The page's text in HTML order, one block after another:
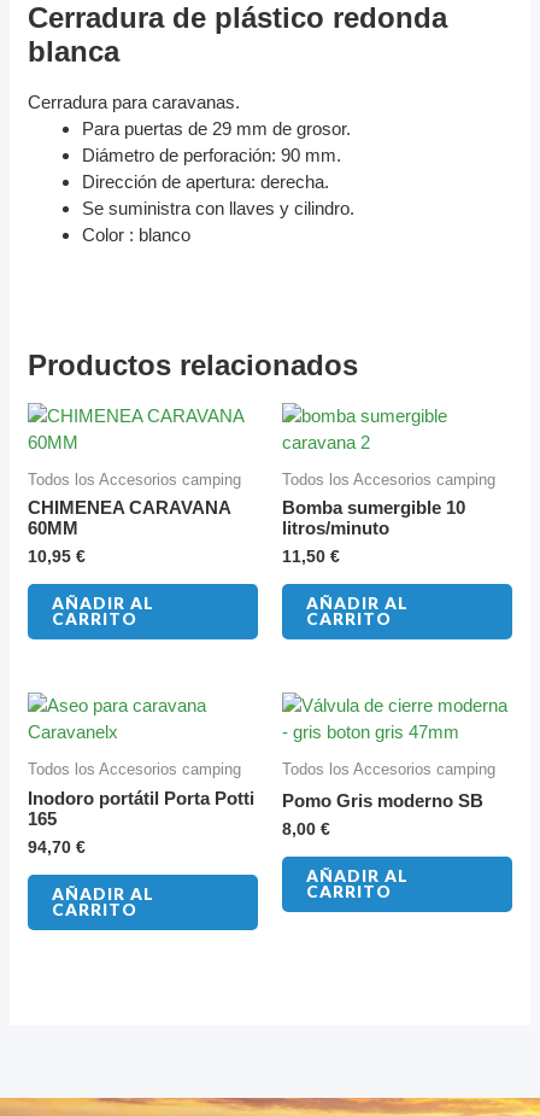
Cerradura de plástico redonda
blanca
Cerradura para caravanas.
Para puertas de 29 mm de grosor.
Diámetro de perforación: 90 mm.
Dirección de apertura: derecha.
Se suministra con llaves y cilindro.
Color : blanco
Productos relacionados
Todos los Accesorios camping
CHIMENEA CARAVANA
60MM
10,95€
AÑADIR AL
CARRITO
Todos los Accesorios camping
Bomba sumergible 10
litros/minuto
11,50 €
AÑADIR AL
CARRITO
Todos los Accesorios camping
Inodoro portátil Porta Potti
165
94,70€
AÑADIR AL
CARRITO
Todos los Accesorios camping
Pomo Gris moderno SB
8,00 €
AÑADIR AL
CARRITO